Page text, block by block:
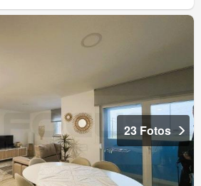
23 Fotos